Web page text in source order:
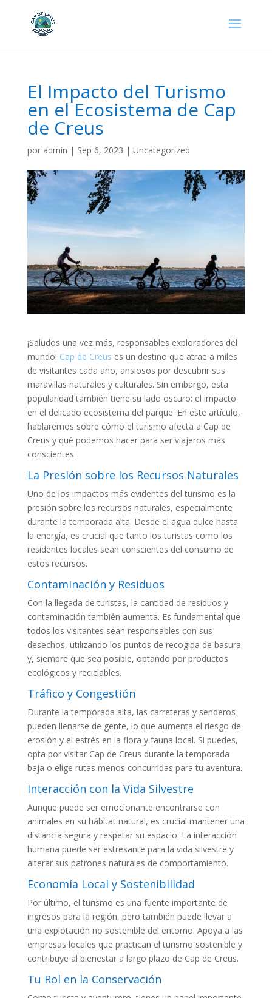
El Impacto del Turismo
en el Ecosistema de Cap
de Creus
por admin | Sep 6, 2023 | Uncategorized
¡Saludos una vez más, responsables exploradores del
mundo! Cap de Creus es un destino que atrae a miles
de visitantes cada año, ansiosos por descubrir sus
maravillas naturales y culturales. Sin embargo, esta
popularidad también tiene su lado oscuro: el impacto
en el delicado ecosistema del parque. En este artículo,
hablaremos sobre cómo el turismo afecta a Cap de
Creus y qué podemos hacer para ser viajeros más
conscientes.
La Presión sobre los Recursos Naturales
Uno de los impactos más evidentes del turismo es la
presión sobre los recursos naturales, especialmente
durante la temporada alta. Desde el agua dulce hasta
la energía, es crucial que tanto los turistas como los
residentes locales sean conscientes del consumo de
estos recursos.
Contaminación y Residuos
Con la llegada de turistas, la cantidad de residuos y
contaminación también aumenta. Es fundamental que
todos los visitantes sean responsables con sus
desechos, utilizando los puntos de recogida de basura
y, siempre que sea posible, optando por productos
ecológicos y reciclables.
Tráfico y Congestión
Durante la temporada alta, las carreteras y senderos
pueden llenarse de gente, lo que aumenta el riesgo de
erosión y el estrés en la flora y fauna local. Si puedes,
opta por visitar Cap de Creus durante la temporada
baja o elige rutas menos concurridas para tu aventura.
Interacción con la Vida Silvestre
Aunque puede ser emocionante encontrarse con
animales en su hábitat natural, es crucial mantener una
distancia segura y respetar su espacio. La interacción
humana puede ser estresante para la vida silvestre y
alterar sus patrones naturales de comportamiento.
Economía Local y Sostenibilidad
Por último, el turismo es una fuente importante de
ingresos para la región, pero también puede llevar a
una explotación no sostenible del entorno. Apoya a las
empresas locales que practican el turismo sostenible y
contribuye al bienestar a largo plazo de Cap de Creus.
Tu Rol en la Conservación